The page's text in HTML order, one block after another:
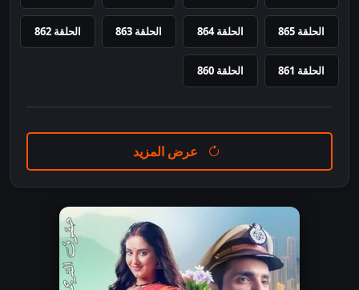
الحلقة 865 الحلقة 864 الحلقة 863 الحلقة 862
الحلقة 861 الحلقة 860
عرض المزيد